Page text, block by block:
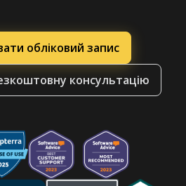
обліковий запис
консультацію